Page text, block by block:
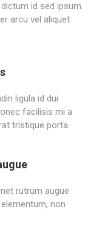
id sed ipsum.
arcu vel aliquet
ligula id dui
facilisis mi a
tristique porta.
rutrum augue
non